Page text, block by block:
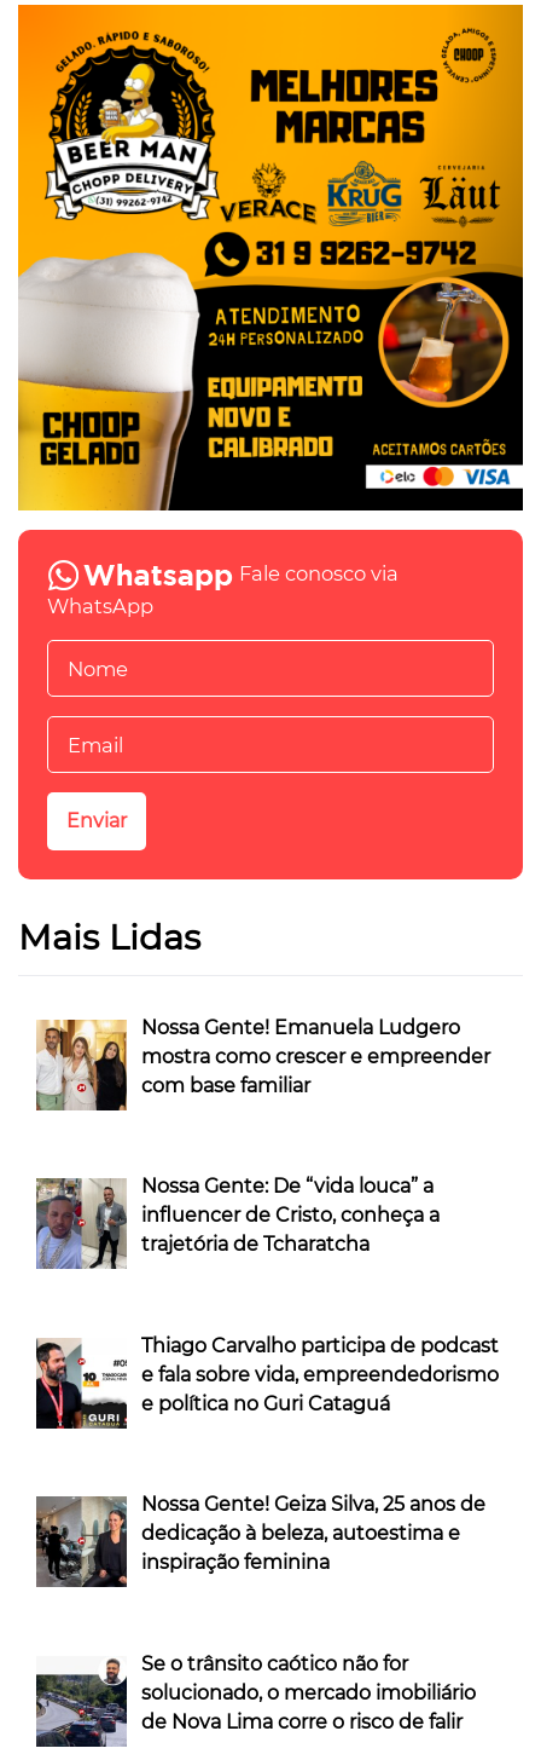
Fale conosco via
WhatsApp
Mais Lidas
Nossa Gente! Emanuela Ludgero
mostra como crescer e empreender
com base familiar
Nossa Gente: De “vida louca” a
influencer de Cristo, conheça a
trajetória de Tcharatcha
Thiago Carvalho participa de podcast
e fala sobre vida, empreendedorismo
e política no Guri Cataguá
Nossa Gente! Geiza Silva, 25 anos de
dedicação à beleza, autoestima e
inspiração feminina
Se o trânsito caótico não for
solucionado, o mercado imobiliário
de Nova Lima corre o risco de falir